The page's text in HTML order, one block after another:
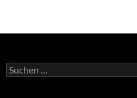
Suchen
nach: